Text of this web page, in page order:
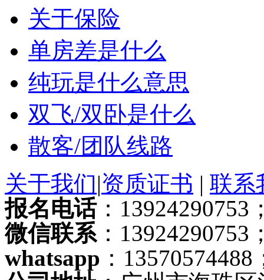
关于保险
单房差是什么
纯玩是什么意思
双飞/双卧是什么
散客/团队线路
关于我们|资质证书 | 联系
报名电话：13924290753
微信联系 ：13924290753
whatsapp ：13570574488